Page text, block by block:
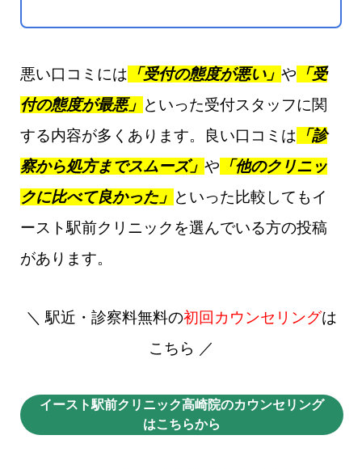
悪い口コミには 「受付の態度が悪い」 や 「受
付の態度が最悪」 といった受付スタッフに関
する内容が多くあります。良い口コミは 「診
察から処方までスムーズ」 や 「他のクリニッ
クに比べて良かった」 といった比較してもイ
ースト駅前クリニックを選んでいる方の投稿
があります。
＼ 駅近・診察料無料の初回カウンセリングは
こちら ／
イースト駅前クリニック高崎院のカウンセリング
はこちらから